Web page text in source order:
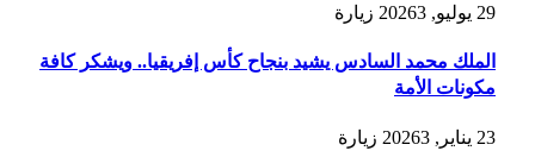
29 يوليو, 2026 3 زيارة
الملك محمد السادس يشيد بنجاح كأس إفريقيا.. ويشكر كافة
مكونات الأمة
23 يناير, 2026 3 زيارة